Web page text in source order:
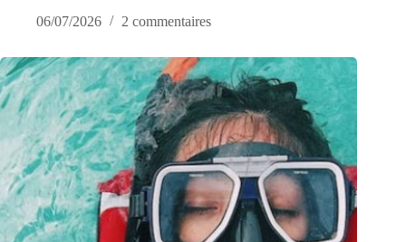
06/07/2026
2 commentaires